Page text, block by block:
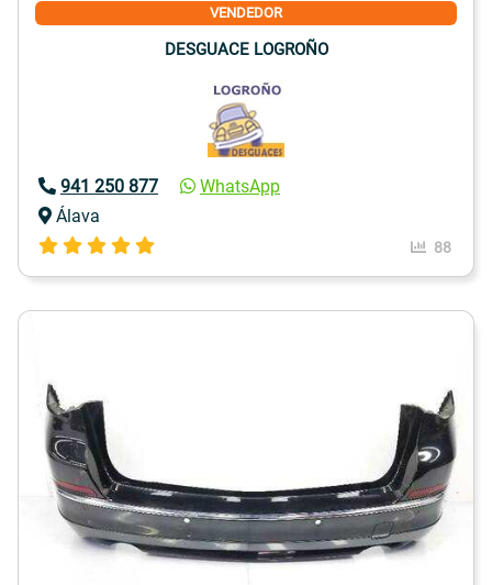
VENDEDOR
DESGUACE LOGROÑO
941 250 877
WhatsApp
Álava
88